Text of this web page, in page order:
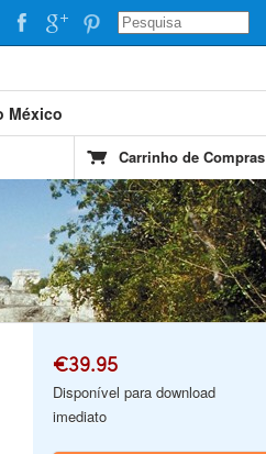
México
Carrinho de Compras
€39.95
Disponível para download
imediato